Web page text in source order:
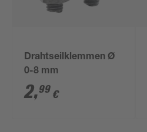
Drahtseilklemmen Ø
0-8 mm
2,99 €